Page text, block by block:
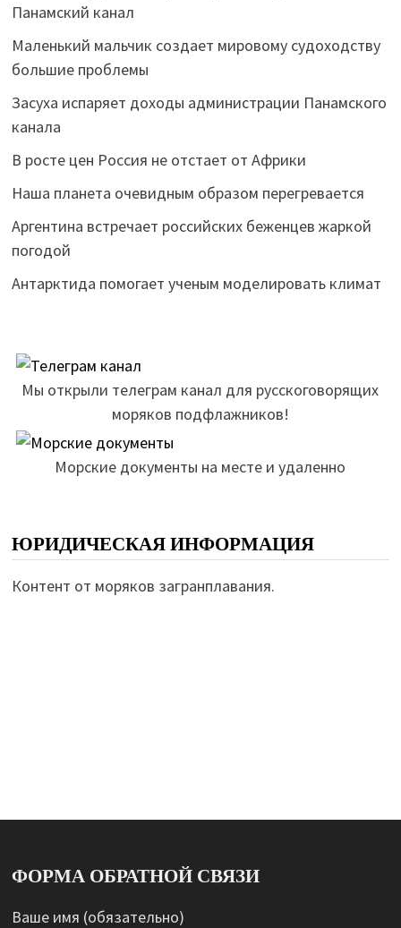
Панамский канал
Маленький мальчик создает мировому судоходству
большие проблемы
Засуха испаряет доходы администрации Панамского
канала
В росте цен Россия не отстает от Африки
Наша планета очевидным образом перегревается
Аргентина встречает российских беженцев жаркой
погодой
Антарктида помогает ученым моделировать климат
Мы открыли телеграм канал для русскоговорящих
моряков подфлажников!
Морские документы на месте и удаленно
ЮРИДИЧЕСКАЯ ИНФОРМАЦИЯ
Контент от моряков загранплавания.
ФОРМА ОБРАТНОЙ СВЯЗИ
Ваше имя (обязательно)